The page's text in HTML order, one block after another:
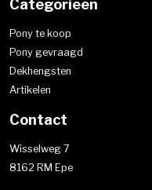
Categorieën
Pony te koop
Pony gevraagd
Dekhengsten
Artikelen
Contact
Wisselweg 7
8162 RM Epe